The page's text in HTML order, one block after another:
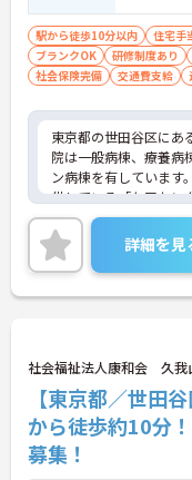
駅から徒歩10分以内 住宅手
ブランクOK
研修制度あり
社会保険完備
交通費支給
東京都の世田谷区にあ
院は一般病棟、療養病
ン病棟を有しています
供している「ケアセン
ムを併設し、世田谷区
す。高齢者医療に見ら
ために、診療設備の充
動を活発に行っていま
は訪問リハビリテーシ
どお話しいたします
い。
詳細を見
社会福祉法人康和会 久我
【東京都／世田
から徒歩約10分
募集！